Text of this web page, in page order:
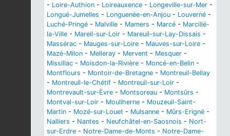
- Loire-Authion - Loireauxence - Longeville-sur-Mer -
Longué-Jumelles - Longuenée-en-Anjou - Louverné -
Luché-Pringé - Malville - Mamers - Marcé - Marcillé-
la-Ville - Mareil-sur-Loir - Mareuil-sur-Lay-Dissais -
Massérac - Mauges-sur-Loire - Mauves-sur-Loire -
Mazé-Milon - Melleray - Mervent - Mesquer -
Missillac - Moisdon-la-Rivière - Moncé-en-Belin -
Montflours - Montoir-de-Bretagne - Montreuil-Bellay
- Montreuil-le-Chétif - Montreuil-sur-Loir -
Montrevault-sur-Èvre - Montsoreau - Montsûrs -
Montval-sur-Loir - Mouliherne - Mouzeuil-Saint-
Martin - Mozé-sur-Louet - Mulsanne - Mûrs-Erigné -
Nalliers - Nantes - Neufchâtel-en-Saosnois - Nort-
sur-Erdre - Notre-Dame-de-Monts - Notre-Dame-